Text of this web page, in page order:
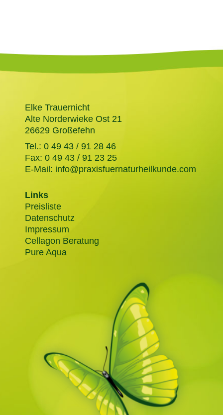
Elke Trauernicht
Alte Norderwieke Ost 21
26629 Großefehn
Tel.: 0 49 43 / 91 28 46
Fax: 0 49 43 / 91 23 25
E-Mail: info@praxisfuernaturheilkunde.com
Links
Preisliste
Datenschutz
Impressum
Cellagon Beratung
Pure Aqua